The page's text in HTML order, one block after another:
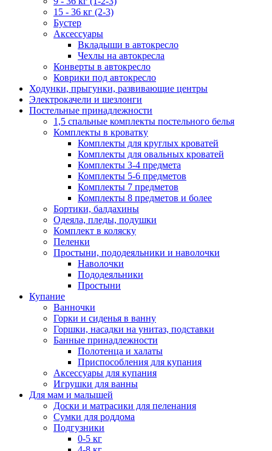
15 - 36 кг (2-3)
Бустер
Аксессуары
Вкладыши в автокресло
Чехлы на автокресла
Конверты в автокресло
Коврики под автокресло
Ходунки, прыгунки, развивающие центры
Электрокачели и шезлонги
Постельные принадлежности
1,5 спальные комплекты постельного белья
Комплекты в кроватку
Комплекты для круглых кроватей
Комплекты для овальных кроватей
Комплекты 3-4 предмета
Комплекты 5-6 предметов
Комплекты 7 предметов
Комплекты 8 предметов и более
Бортики, балдахины
Одеяла, пледы, подушки
Комплект в коляску
Пеленки
Простыни, пододеяльники и наволочки
Наволочки
Пододеяльники
Простыни
Купание
Ванночки
Горки и сиденья в ванну
Горшки, насадки на унитаз, подставки
Банные принадлежности
Полотенца и халаты
Приспособления для купания
Аксессуары для купания
Игрушки для ванны
Для мам и малышей
Доски и матрасики для пеленания
Сумки для роддома
Подгузники
0-5 кг